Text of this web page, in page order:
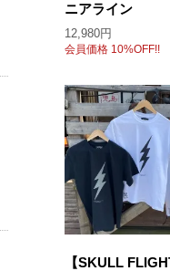
ニアライン
12,980円
会員価格 10%OFF!!
【SKULL